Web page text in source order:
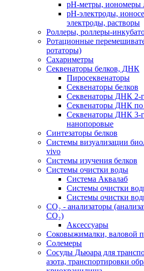
рН-метры, иономеры
рН-электроды,
электроды, растворы
Роллеры, роллеры-
Ротационные
ротаторы)
Сахариметры
Секвенаторы белков, ДНК
Пиросеквенаторы
Секвенаторы белков
Секвенаторы ДНК 2-
Секвенаторы ДНК по
Секвенаторы ДНК 3-
нанопоровые
Синтезаторы белков
Системы визуализации
vivo
Системы изучения белков
Системы очистки воды
Система Аквалаб
Системы очистки
Системы очистки
СО₂ - анализаторы
СО₂)
Аксессуары
Соковыжималки, валовой
Солемеры
Сосуды Дьюара для
азота, транспортировки